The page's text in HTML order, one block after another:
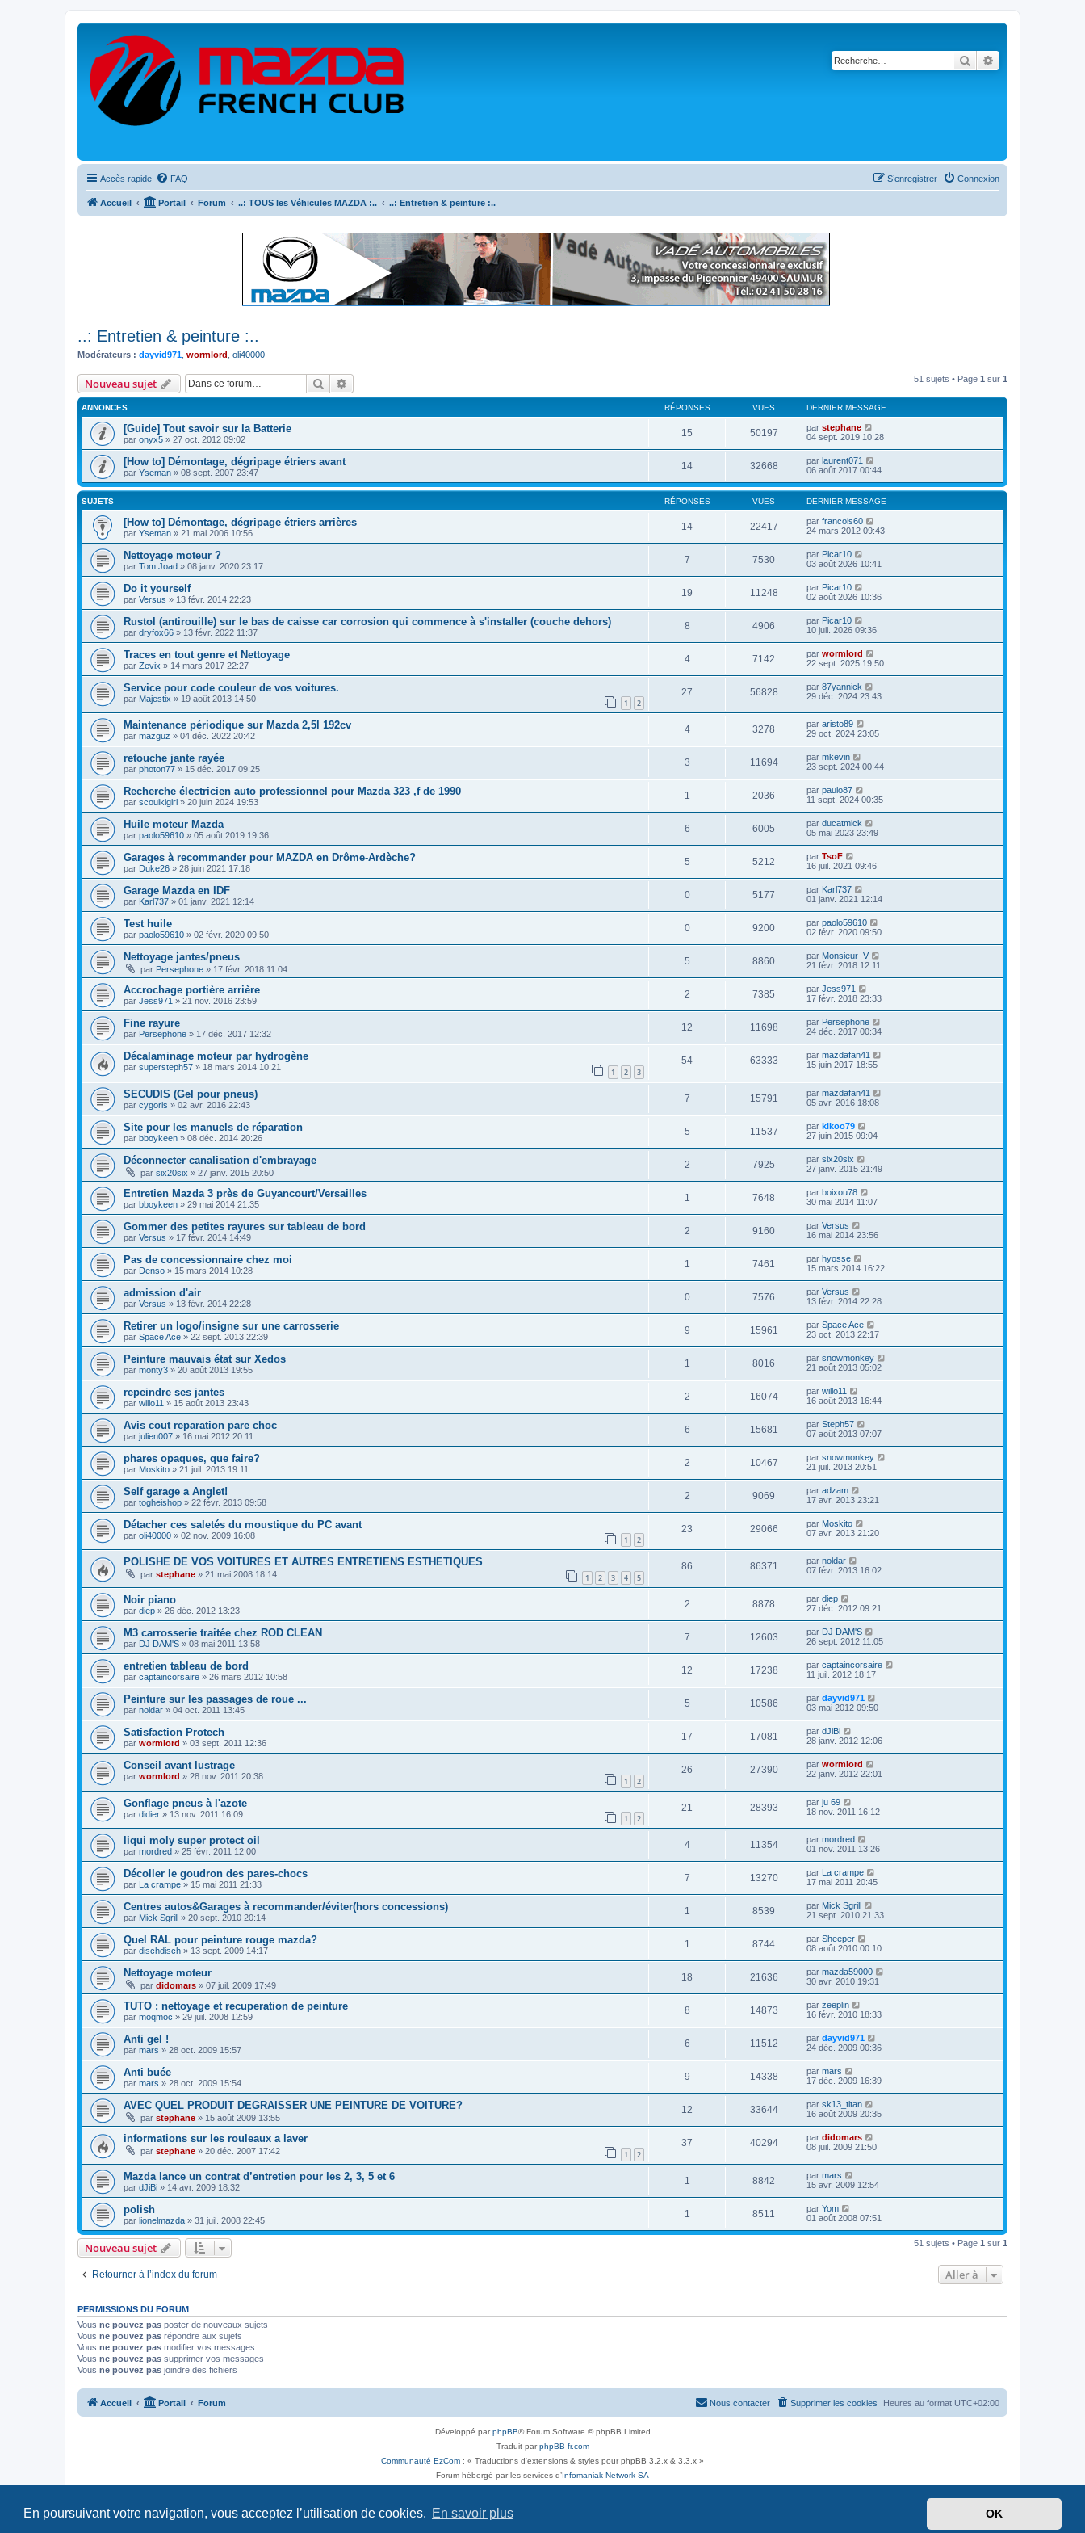
En poursuivant votre navigation, vous acceptez l’utilisation de cookies. En savoir plus OK
Rechercher
Accès rapide FAQ Connexion
S’enregistrer
Accueil Portail Forum ..: TOUS les Véhicules MAZDA :.. ..: Entretien & peinture :..
..: Entretien & peinture :..
Modérateurs : dayvid971 wormlord oli40000
Nouveau sujet Rechercher 51 sujets • Page 1 sur 1
ANNONCES RÉPONSES VUES DERNIER MESSAGE
[Guide] Tout savoir sur la Batterie
par onyx5 » 27 oct. 2012 09:02
15 50197 par stephane
04 sept. 2019 10:28
[How to] Démontage, dégripage étriers avant
par Yseman » 08 sept. 2007 23:47
14 32668 par laurent071
06 août 2017 00:44
SUJETS RÉPONSES VUES DERNIER MESSAGE
[How to] Démontage, dégripage étriers arrières
par Yseman » 21 mai 2006 10:56
14 22417 par francois60
24 mars 2012 09:43
Nettoyage moteur ?
par Tom Joad » 08 janv. 2020 23:17
7 7530 par Picar10
03 août 2026 10:41
Do it yourself
par Versus » 13 févr. 2014 22:23
19 11248 par Picar10
02 août 2026 10:36
Rustol (antirouille) sur le bas de caisse car corrosion qui commence à s'installer (couche dehors)
par dryfox66 » 13 févr. 2022 11:37
8 4906 par Picar10
10 juil. 2026 09:36
Traces en tout genre et Nettoyage
par Zevix » 14 mars 2017 22:27
4 7142 par wormlord
22 sept. 2025 19:50
Service pour code couleur de vos voitures.
par Majestix » 19 août 2013 14:50 1 2
27 56828 par 87yannick
29 déc. 2024 23:43
Maintenance périodique sur Mazda 2,5l 192cv
par mazguz » 04 déc. 2022 20:42
4 3278 par aristo89
29 oct. 2024 23:05
retouche jante rayée
par photon77 » 15 déc. 2017 09:25
3 11694 par mkevin
23 sept. 2024 00:44
Recherche électricien auto professionnel pour Mazda 323 ,f de 1990
par scouikigirl » 20 juin 2024 19:53
1 2036 par paulo87
11 sept. 2024 00:35
Huile moteur Mazda
par paolo59610 » 05 août 2019 19:36
6 6005 par ducatmick
05 mai 2023 23:49
Garages à recommander pour MAZDA en Drôme-Ardèche?
par Duke26 » 28 juin 2021 17:18
5 5212 par TsoF
16 juil. 2021 09:46
Garage Mazda en IDF
par Karl737 » 01 janv. 2021 12:14
0 5177 par Karl737
01 janv. 2021 12:14
Test huile
par paolo59610 » 02 févr. 2020 09:50
0 9200 par paolo59610
02 févr. 2020 09:50
Nettoyage jantes/pneus
par Persephone » 17 févr. 2018 11:04
5 8860 par Monsieur_V
21 févr. 2018 12:11
Accrochage portière arrière
par Jess971 » 21 nov. 2016 23:59
2 7385 par Jess971
17 févr. 2018 23:33
Fine rayure
par Persephone » 17 déc. 2017 12:32
12 11698 par Persephone
24 déc. 2017 00:34
Décalaminage moteur par hydrogène
par supersteph57 » 18 mars 2014 10:21 1 2 3
54 63333 par mazdafan41
15 juin 2017 18:55
SECUDIS (Gel pour pneus)
par cygoris » 02 avr. 2016 22:43
7 15791 par mazdafan41
05 avr. 2016 18:08
Site pour les manuels de réparation
par bboykeen » 08 déc. 2014 20:26
5 11537 par kikoo79
27 juin 2015 09:04
Déconnecter canalisation d'embrayage
par six20six » 27 janv. 2015 20:50
2 7925 par six20six
27 janv. 2015 21:49
Entretien Mazda 3 près de Guyancourt/Versailles
par bboykeen » 29 mai 2014 21:35
1 7648 par boixou78
30 mai 2014 11:07
Gommer des petites rayures sur tableau de bord
par Versus » 17 févr. 2014 14:49
2 9160 par Versus
16 mai 2014 23:56
Pas de concessionnaire chez moi
par Denso » 15 mars 2014 10:28
1 7461 par hyosse
15 mars 2014 16:22
admission d'air
par Versus » 13 févr. 2014 22:28
0 7576 par Versus
13 févr. 2014 22:28
Retirer un logo/insigne sur une carrosserie
par Space Ace » 22 sept. 2013 22:39
9 15961 par Space Ace
23 oct. 2013 22:17
Peinture mauvais état sur Xedos
par monty3 » 20 août 2013 19:55
1 8016 par snowmonkey
21 août 2013 05:02
repeindre ses jantes
par willo11 » 15 août 2013 23:43
2 16074 par willo11
16 août 2013 16:44
Avis cout reparation pare choc
par julien007 » 16 mai 2012 20:11
6 15681 par Steph57
07 août 2013 07:07
phares opaques, que faire?
par Moskito » 21 juil. 2013 19:11
2 10467 par snowmonkey
21 juil. 2013 20:51
Self garage a Anglet!
par togheishop » 22 févr. 2013 09:58
2 9069 par adzam
17 avr. 2013 23:21
Détacher ces saletés du moustique du PC avant
par oli40000 » 02 nov. 2009 16:08 1 2
23 29066 par Moskito
07 avr. 2013 21:20
POLISHE DE VOS VOITURES ET AUTRES ENTRETIENS ESTHETIQUES
par stephane » 21 mai 2008 18:14 1 2 3 4 5
86 86371 par noldar
07 févr. 2013 16:02
Noir piano
par diep » 26 déc. 2012 13:23
2 8878 par diep
27 déc. 2012 09:21
M3 carrosserie traitée chez ROD CLEAN
par DJ DAM'S » 08 mai 2011 13:58
7 12603 par DJ DAM'S
26 sept. 2012 11:05
entretien tableau de bord
par captaincorsaire » 26 mars 2012 10:58
12 17238 par captaincorsaire
11 juil. 2012 18:17
Peinture sur les passages de roue ...
par noldar » 04 oct. 2011 13:45
5 10586 par dayvid971
03 mai 2012 09:50
Satisfaction Protech
par wormlord » 03 sept. 2011 12:36
17 17081 par dJiBi
28 janv. 2012 12:06
Conseil avant lustrage
par wormlord » 28 nov. 2011 20:38 1 2
26 27390 par wormlord
22 janv. 2012 22:01
Gonflage pneus à l'azote
par didier » 13 nov. 2011 16:09 1 2
21 28393 par ju 69
18 nov. 2011 16:12
liqui moly super protect oil
par mordred » 25 févr. 2011 12:00
4 11354 par mordred
01 nov. 2011 13:26
Décoller le goudron des pares-chocs
par La crampe » 15 mai 2011 21:33
7 13270 par
La crampe
17 mai 2011 20:45
Centres autos&Garages à recommander/éviter(hors concessions)
par Mick Sgrill » 20 sept. 2010 20:14
1 8539 par Mick Sgrill
21 sept. 2010 21:33
Quel RAL pour peinture rouge mazda?
par dischdisch » 13 sept. 2009 14:17
1 8744 par Sheeper
08 août 2010 00:10
Nettoyage moteur
par didomars » 07 juil. 2009 17:49
18 21636 par mazda59000
30 avr. 2010 19:31
TUTO : nettoyage et recuperation de peinture
par moqmoc » 29 juil. 2008 12:59
8 14873 par zeeplin
16 févr. 2010 18:33
Anti gel !
par mars » 28 oct. 2009 15:57
6 11512 par dayvid971
24 déc. 2009 00:36
Anti buée
par mars » 28 oct. 2009 15:54
9 14338 par mars
17 déc. 2009 16:39
AVEC QUEL PRODUIT DEGRAISSER UNE PEINTURE DE VOITURE?
par stephane » 15 août 2009 13:55
12 33644 par sk13_titan
16 août 2009 20:35
informations sur les rouleaux a laver
par stephane » 20 déc. 2007 17:42 1 2
37 40294 par didomars
08 juil. 2009 21:50
Mazda lance un contrat d’entretien pour les 2, 3, 5 et 6
par dJiBi » 14 avr. 2009 18:32
1 8842 par mars
15 avr. 2009 12:54
polish
par lionelmazda » 31 juil. 2008 22:45
1 8511 par Yom
01 août 2008 07:51
Nouveau sujet 51 sujets • Page 1 sur 1
Retourner à l’index du forum Aller à
PERMISSIONS DU FORUM
Vous ne pouvez pas poster de nouveaux sujets
Vous ne pouvez pas répondre aux sujets
Vous ne pouvez pas modifier vos messages
Vous ne pouvez pas supprimer vos messages
Vous ne pouvez pas joindre des fichiers
Accueil Portail Forum Heures au format UTC+02:00
Supprimer les cookies
Nous contacter
Développé parphpBB® Forum Software © phpBB Limited
Traduit parphpBB-fr.com
Communauté EzCom : « Traductions d'extensions & styles pour phpBB 3.2.x & 3.3.x »
Forum hébergé par les services d’ Infomaniak Network SA